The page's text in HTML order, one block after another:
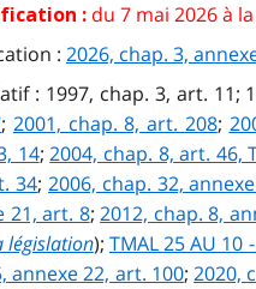
: du 7 mai 2026 à la
: 2026, chap. 3,
: 1997, chap. 3, art. 11;
; 2001, chap. 8, art. 208;
14;2004, chap. 8, art. 46,
34;2006, chap. 32,
21, art. 8;2012, chap. 8,
législation); TMAL 25 AU 10
annexe 22, art. 100;2020,